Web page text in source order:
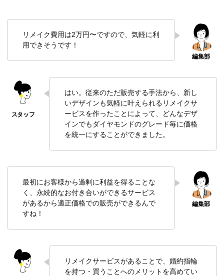
リメイク費用は2万円〜ですので、気軽に利
用できそうです！
はい。従来のただ販売する手法から、新し
いデザインも気軽に叶えられるリメイクサ
ービスを作ったことによって、どんなデザ
インでもダイヤモンドのグレード毎に価格
を統一にすることができました。
最初にお客様から過剰に利益を得ることな
く、永続的なお付き合いができるサービス
があるから適正価格での販売ができるんで
すね！
リメイクサービスがあることで、婚約指輪
を持つ・買うことへのメリットを高めてい